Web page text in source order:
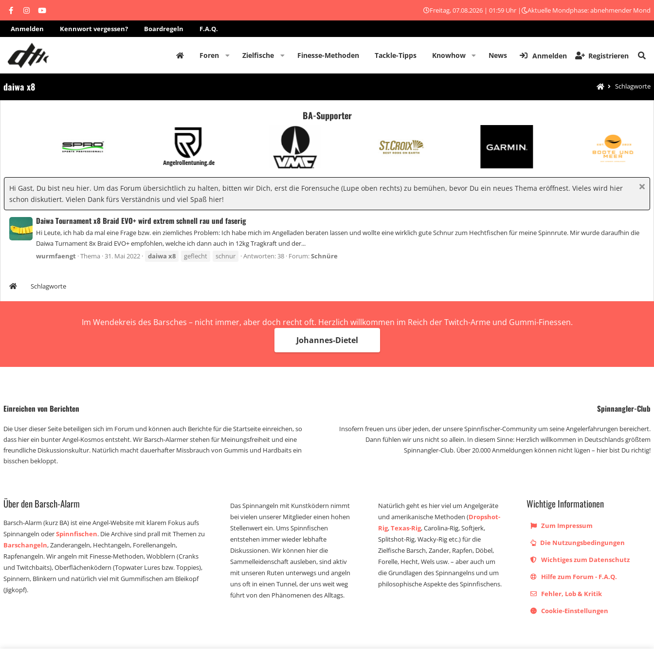
Freitag, 07.08.2026 | 01:59 Uhr | Aktuelle Mondphase: abnehmender Mond
Anmelden Kennwort vergessen? Boardregeln F.A.Q.
Foren Zielfische Finesse-Methoden Tackle-Tipps Knowhow News Anmelden Registrieren
daiwa x8 Schlagworte
BA-Supporter
Hi Gast, Du bist neu hier. Um das Forum übersichtlich zu halten, bitten wir Dich, erst die Forensuche (Lupe oben rechts) zu bemühen, bevor Du ein neues Thema eröffnest. Vieles wird hier
schon diskutiert. Vielen Dank fürs Verständnis und viel Spaß hier!
Daiwa Tournament x8 Braid EVO+ wird extrem schnell rau und faserig
Hi Leute, ich hab da mal eine Frage bzw. ein ziemliches Problem: Ich habe mich im Angelladen beraten lassen und wollte eine wirklich gute Schnur zum Hechtfischen für meine Spinnrute. Mir wurde daraufhin die
Daiwa Turnament 8x Braid EVO+ empfohlen, welche ich dann auch in 12kg Tragkraft und der...
wurmfaengt Thema 31. Mai 2022 daiwa x8 geflecht schnur Antworten: 38 Forum:Schnüre
Schlagworte
Im Wendekreis des Barsches – nicht immer, aber doch recht oft. Herzlich willkommen im Reich der Twitch-Arme und Gummi-Finessen.
Johannes-Dietel
Einreichen von Berichten
Die User dieser Seite beteiligen sich im Forum und können auch Berichte für die Startseite einreichen, so
dass hier ein bunter Angel-Kosmos entsteht. Wir Barsch-Alarmer stehen für Meinungsfreiheit und eine
freundliche Diskussionskultur. Natürlich macht dauerhafter Missbrauch von Gummis und Hardbaits ein
bisschen bekloppt.
Spinnangler-Club
Insofern freuen uns über jeden, der unsere Spinnfischer-Community um seine Angelerfahrungen bereichert.
Dann fühlen wir uns nicht so allein. In diesem Sinne: Herzlich willkommen in Deutschlands größtem
Spinnangler-Club. Über 20.000 Anmeldungen können nicht lügen – hier bist Du richtig!
Über den Barsch-Alarm
Barsch-Alarm (kurz BA) ist eine Angel-Website mit klarem Fokus aufs
Spinnangeln oderSpinnfischen. Die Archive sind prall mit Themen zu
Barschangeln, Zanderangeln, Hechtangeln, Forellenangeln,
Rapfenangeln. Wir angeln mit Finesse-Methoden, Wobblern (Cranks
und Twitchbaits), Oberflächenködern (Topwater Lures bzw. Toppies),
Spinnern, Blinkern und natürlich viel mit Gummifischen am Bleikopf
(Jigkopf).
Das Spinnangeln mit Kunstködern nimmt
bei vielen unserer Mitglieder einen hohen
Stellenwert ein. Ums Spinnfischen
entstehen immer wieder lebhafte
Diskussionen. Wir können hier die
Sammelleidenschaft ausleben, sind aktiv
mit unseren Ruten unterwegs und angeln
uns oft in einen Tunnel, der uns weit weg
führt von den Phänomenen des Alltags.
Natürlich geht es hier viel um Angelgeräte
und amerikanische Methoden (Dropshot-
Rig,Texas-Rig, Carolina-Rig, Softjerk,
Splitshot-Rig, Wacky-Rig etc.) für die
Zielfische Barsch, Zander, Rapfen, Döbel,
Forelle, Hecht, Wels usw. – aber auch um
die Grundlagen des Spinnangelns und um
philosophische Aspekte des Spinnfischens.
Wichtige Informationen
Zum Impressum
Die Nutzungsbedingungen
Wichtiges zum Datenschutz
Hilfe zum Forum - F.A.Q.
Fehler, Lob & Kritik
Cookie-Einstellungen